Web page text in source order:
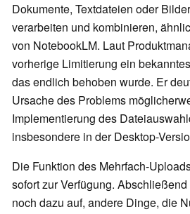
Dokumente, Textdateien oder
verarbeiten und kombinieren,
von NotebookLM. Laut
vorherige Limitierung ein
das endlich behoben wurde. Er
Ursache des Problems
Implementierung des
insbesondere in der Desktop-
Die Funktion des Mehrfach-
sofort zur Verfügung.
noch dazu auf, andere Dinge, die